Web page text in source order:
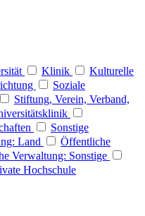
Klinik
Kulturelle
Soziale
Stiftung, Verein, Verband,
Sonstige
Land
Öffentliche
Verwaltung: Sonstige
Hochschule